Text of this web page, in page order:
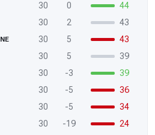
30 0
44
30 2
43
30 5
43
30 5
39
30 -3
39
30 -5
36
30 -5
34
30 -19
24